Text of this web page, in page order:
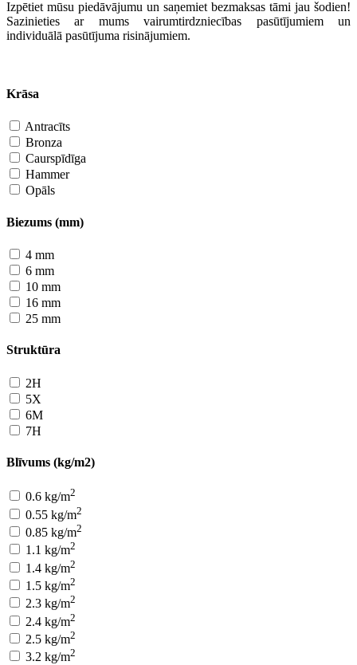
Izpētiet mūsu piedāvājumu un saņemiet bezmaksas tāmi jau šodien!
Sazinieties ar mums vairumtirdzniecības pasūtījumiem un
individuālā pasūtījuma risinājumiem.
Krāsa
Antracīts
Bronza
Caurspīdīga
Hammer
Opāls
Biezums (mm)
4 mm
6 mm
10 mm
16 mm
25 mm
Struktūra
2H
5X
6M
7H
Blīvums (kg/m2)
0.6 kg/m2
0.55 kg/m2
0.85 kg/m2
1.1 kg/m2
1.4 kg/m2
1.5 kg/m2
2.3 kg/m2
2.4 kg/m2
2.5 kg/m2
3.2 kg/m2